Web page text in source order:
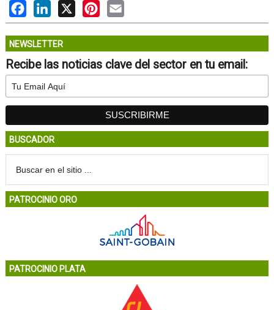
FacebookLinkedIn
X PinterestEmail
NEWSLETTER
Recibe las noticias clave del sector en tu email:
BUSCADOR
PATROCINIO ORO
PATROCINIO PLATA